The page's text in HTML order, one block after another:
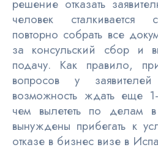
решение отказать
человек сталкивается
повторно собрать все
за консульский сбор и
подачу. Как правило,
вопросов у
возможность ждать еще
чем вылететь по делам
вынуждены прибегать к
отказе в бизнес визе в